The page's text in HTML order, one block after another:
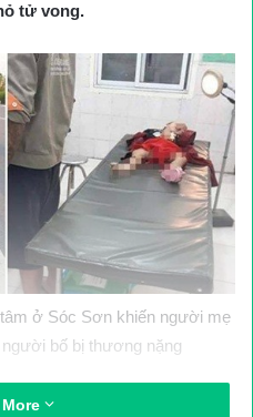
tử vong.
ở Sóc Sơn khiến người mẹ
bố bị thương nặng
thông, lãnh đạo Công an